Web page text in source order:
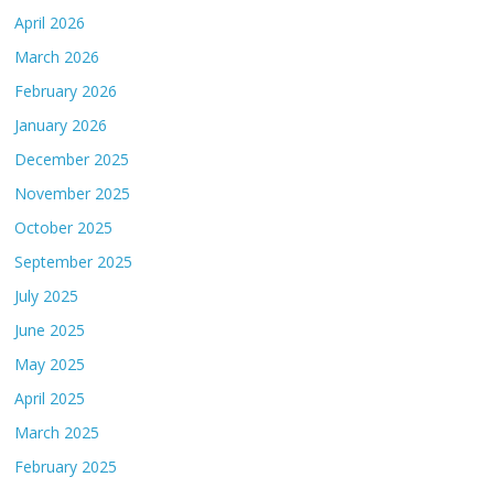
April 2026
March 2026
February 2026
January 2026
December 2025
November 2025
October 2025
September 2025
July 2025
June 2025
May 2025
April 2025
March 2025
February 2025